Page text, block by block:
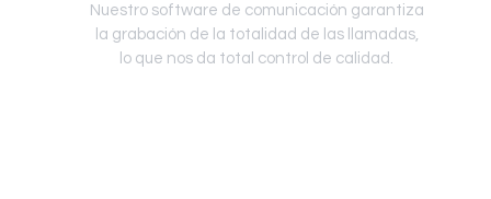
Nuestro software de comunicación garantiza
la grabación de la totalidad de las llamadas,
lo que nos da total control de calidad.